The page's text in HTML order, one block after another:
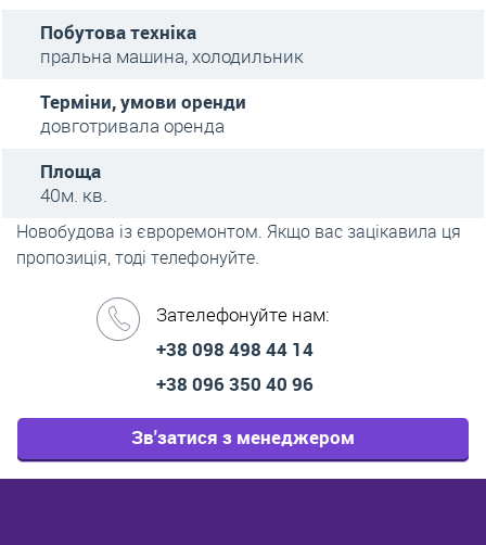
Побутова техніка
пральна машина, холодильник
Терміни, умови оренди
довготривала оренда
Площа
40м. кв.
Новобудова із євроремонтом. Якщо вас зацікавила ця
пропозиція, тоді телефонуйте.
Зателефонуйте нам:
+38 098 498 44 14
+38 096 350 40 96
Зв'затися з менеджером